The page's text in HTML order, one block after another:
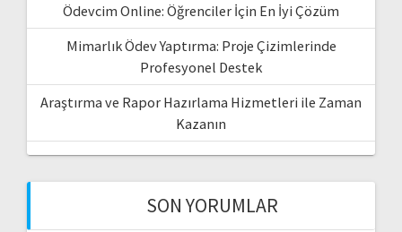
Ödevcim Online: Öğrenciler İçin En İyi Çözüm
Mimarlık Ödev Yaptırma: Proje Çizimlerinde
Profesyonel Destek
Araştırma ve Rapor Hazırlama Hizmetleri ile Zaman
Kazanın
SON YORUMLAR